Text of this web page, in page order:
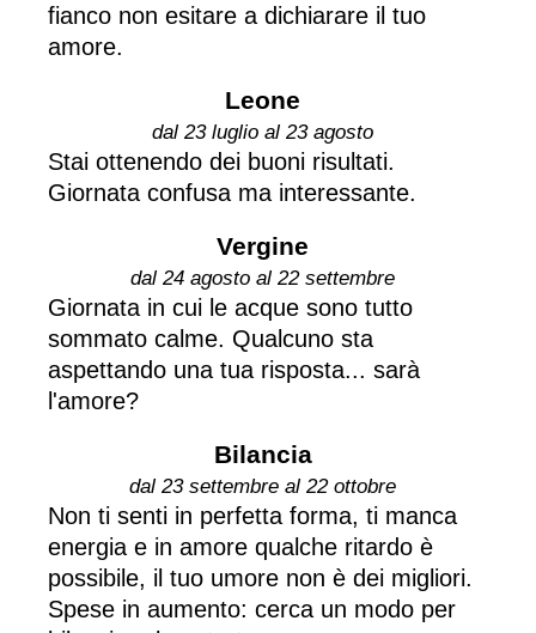
fianco non esitare a dichiarare il tuo
amore.
Leone
dal 23 luglio al 23 agosto
Stai ottenendo dei buoni risultati.
Giornata confusa ma interessante.
Vergine
dal 24 agosto al 22 settembre
Giornata in cui le acque sono tutto
sommato calme. Qualcuno sta
aspettando una tua risposta... sarà
l'amore?
Bilancia
dal 23 settembre al 22 ottobre
Non ti senti in perfetta forma, ti manca
energia e in amore qualche ritardo è
possibile, il tuo umore non è dei migliori.
Spese in aumento: cerca un modo per